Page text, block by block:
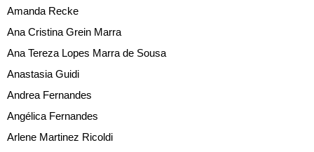
Amanda Recke
Ana Cristina Grein Marra
Ana Tereza Lopes Marra de Sousa
Anastasia Guidi
Andrea Fernandes
Angélica Fernandes
Arlene Martinez Ricoldi